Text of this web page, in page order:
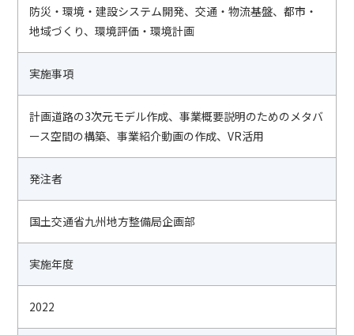
防災・環境・建設システム開発、交通・物流基盤、都市・
地域づくり、環境評価・環境計画
実施事項
計画道路の3次元モデル作成、事業概要説明のためのメタバ
ース空間の構築、事業紹介動画の作成、VR活用
発注者
国土交通省九州地方整備局企画部
実施年度
2022